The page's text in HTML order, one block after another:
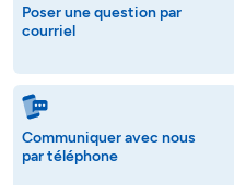
Poser une question par
courriel
Communiquer avec nous
par téléphone